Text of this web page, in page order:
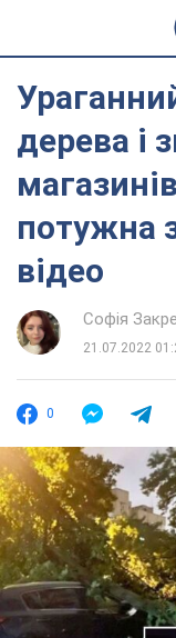
дерева і
потужна
відео
Софія
21.07.2022
0